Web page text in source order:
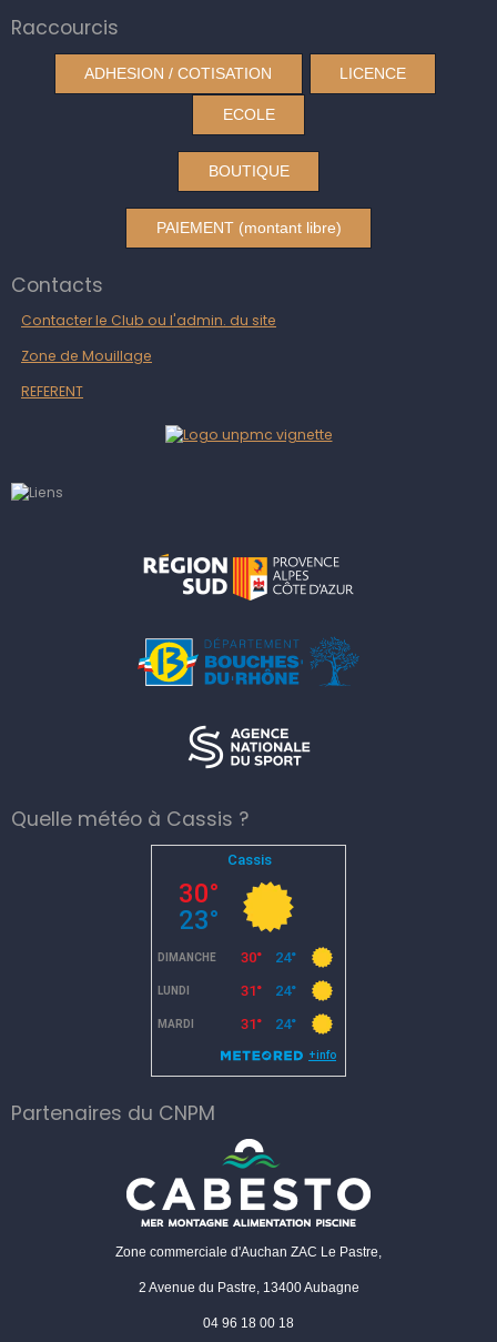
Raccourcis
ADHESION / COTISATION LICENCE
ECOLE
BOUTIQUE
PAIEMENT (montant libre)
Contacts
Contacter le Club ou l'admin. du site
Zone de Mouillage
REFERENT
Quelle météo à Cassis ?
Partenaires du CNPM
Zone commerciale d'Auchan ZAC Le Pastre,
2 Avenue du Pastre, 13400 Aubagne
04 96 18 00 18